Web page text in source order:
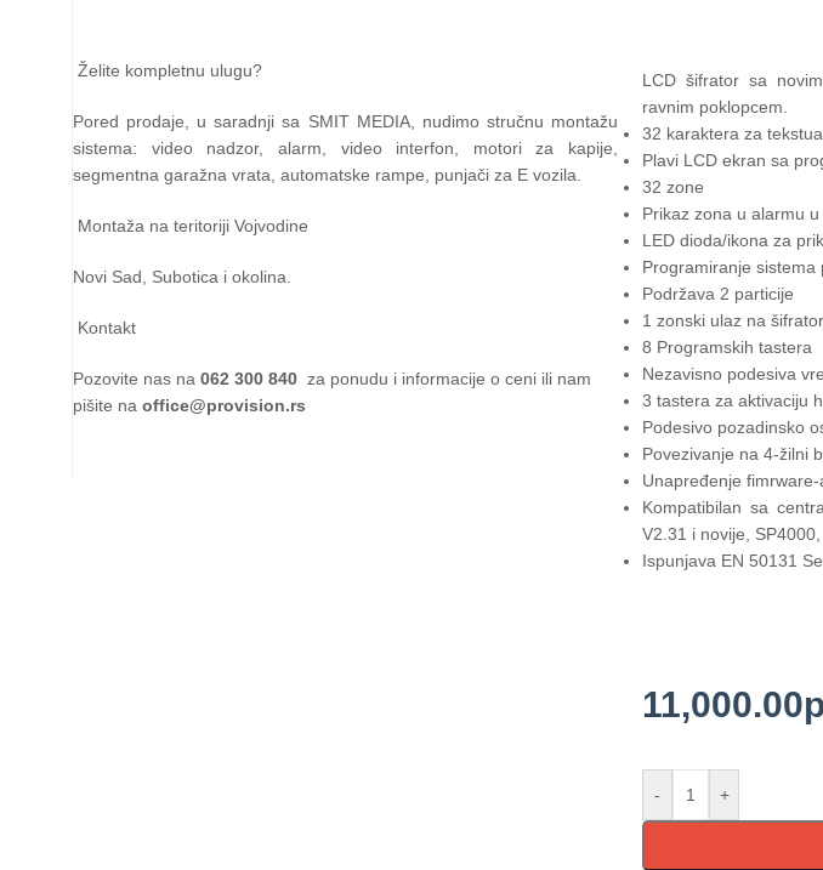
Želite kompletnu ulugu?
Pored prodaje, u saradnji sa SMIT MEDIA, nudimo stručnu montažu
sistema: video nadzor, alarm, video interfon, motori za kapije,
segmentna garažna vrata, automatske rampe, punjači za E vozila.
Montaža na teritoriji Vojvodine
Novi Sad, Subotica i okolina.
Kontakt
Pozovite nas na 062 300 840 za ponudu i informacije o ceni ili nam
pišite na office@provision.rs
LCD šifrator sa
ravnim poklopcem.
32 karaktera za
Plavi LCD ekran sa
32 zone
Prikaz zona u alarmu
LED dioda/ikona za
Programiranje sistema
Podržava 2 particije
1 zonski ulaz na
8 Programskih tastera
Nezavisno podesiva
3 tastera za aktivaciju
Podesivo pozadinsko
Povezivanje na 4-žilni
Unapređenje
Kompatibilan sa
V2.31 i novije,
Ispunjava EN 50131
11,000.00
- +